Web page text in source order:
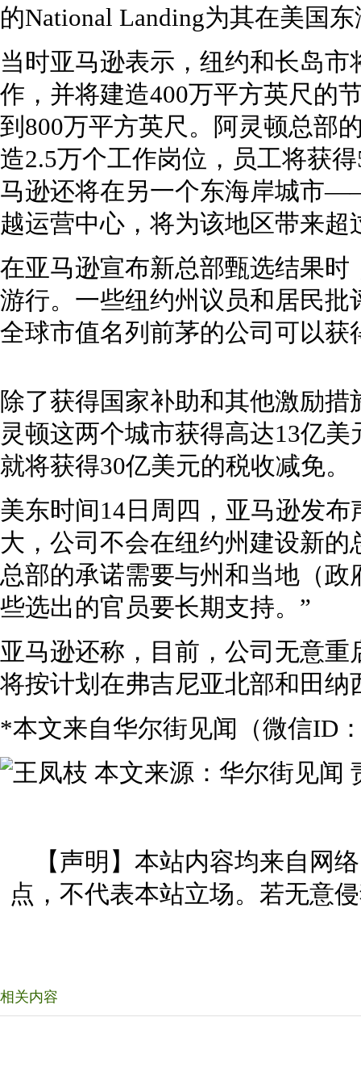
的National Landing为其在美国
当时亚马逊表示，纽约和长岛
作，并将建造400万平方英尺的
到800万平方英尺。阿灵顿总部
造2.5万个工作岗位，员工将获
马逊还将在另一个东海岸城市
越运营中心，将为该地区带来超
在亚马逊宣布新总部甄选结果
游行。一些纽约州议员和居民
全球市值名列前茅的公司可以获
除了获得国家补助和其他激励
灵顿这两个城市获得高达13亿
就将获得30亿美元的税收减免。
美东时间14日周四，亚马逊发
大，公司不会在纽约州建设新
总部的承诺需要与州和当地（
些选出的官员要长期支持。”
亚马逊还称，目前，公司无意
将按计划在弗吉尼亚北部和田纳
*本文来自华尔街见闻（微信ID
本文来源：华尔街见闻
【声明】本站内容均来自网
点，不代表本站立场。若无意
相关内容